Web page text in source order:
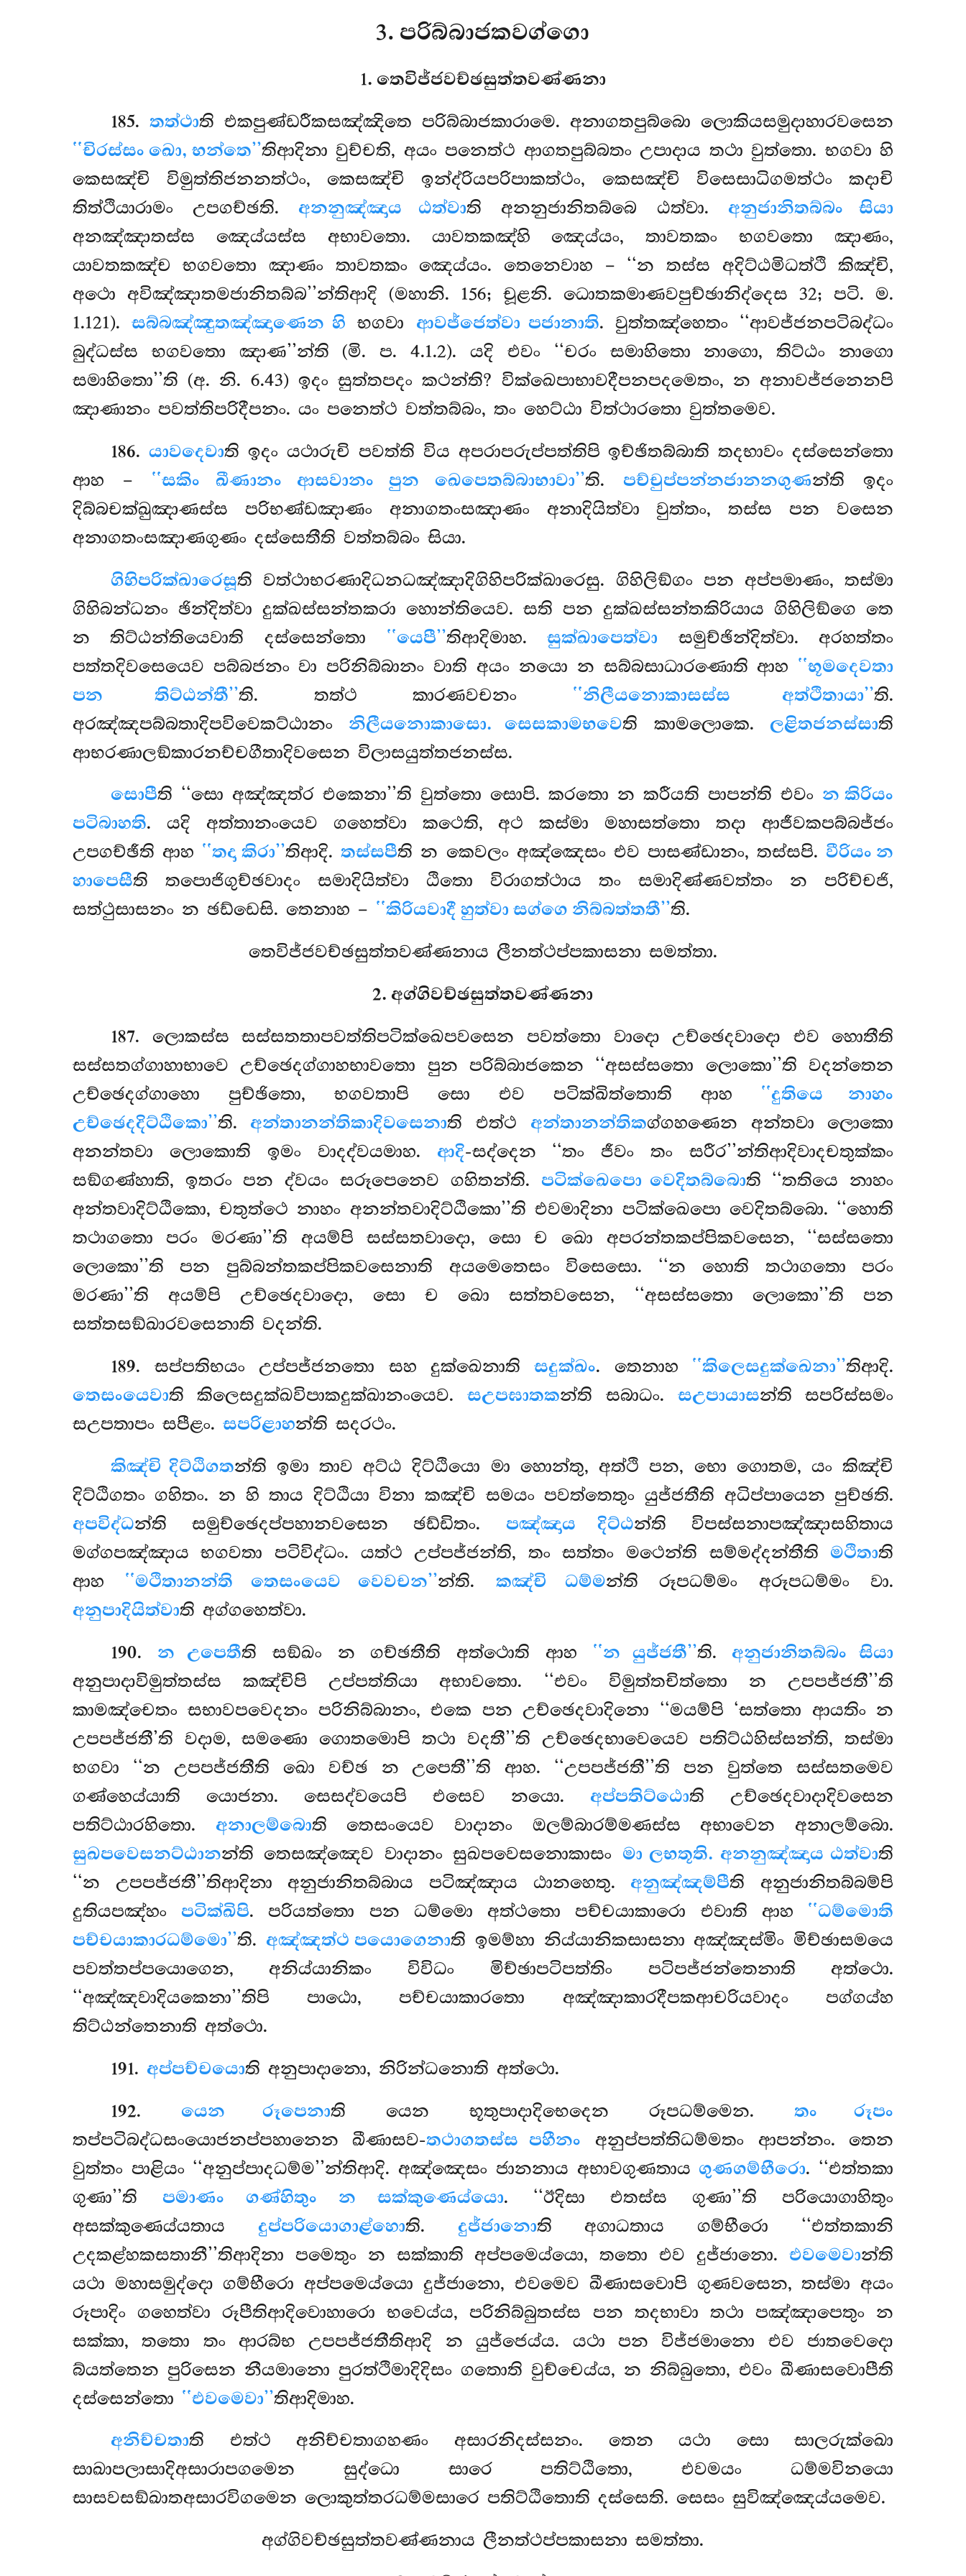
3. පරිබ්බාජකවග්ගො
1. තෙවිජ්ජවච්ඡසුත්තවණ්ණනා
185.තත්ථාතිඑකපුණ්ඩරීකසඤ්ඤිතෙ පරිබ්බාජකාරාමෙ. අනාගතපුබ්බො ලොකියසමුදාහාරවසෙන
‘‘චිරස්සං ඛො, භන්තෙ’’තිආදිනා වුච්චති, අයං පනෙත්ථ ආගතපුබ්බතං උපාදාය තථා වුත්තො. භගවා හි
කෙසඤ්චි විමුත්තිජනනත්ථං, කෙසඤ්චි ඉන්ද්රියපරිපාකත්ථං, කෙසඤ්චි විසෙසාධිගමත්ථං කදාචි
තිත්ථියාරාමං උපගච්ඡති. අනනුඤ්ඤාය ඨත්වාති අනනුජානිතබ්බෙ ඨත්වා. අනුජානිතබ්බං සියා
අනඤ්ඤාතස්ස ඤෙය්යස්ස අභාවතො. යාවතකඤ්හි ඤෙය්යං, තාවතකං භගවතො ඤාණං,
යාවතකඤ්ච භගවතො ඤාණං තාවතකං ඤෙය්යං. තෙනෙවාහ – ‘‘න තස්ස අදිට්ඨමිධත්ථි කිඤ්චි,
අථො අවිඤ්ඤාතමජානිතබ්බ’’න්තිආදි (මහානි. 156; චූළනි. ධොතකමාණවපුච්ඡානිද්දෙස 32; පටි. ම.
1.121). සබ්බඤ්ඤුතඤ්ඤාණෙන හි භගවා ආවජ්ජෙත්වා පජානාති. වුත්තඤ්හෙතං ‘‘ආවජ්ජනපටිබද්ධං
බුද්ධස්ස භගවතො ඤාණ’’න්ති (මි. ප. 4.1.2). යදි එවං ‘‘චරං සමාහිතො නාගො, තිට්ඨං නාගො
සමාහිතො’’ති (අ. නි. 6.43) ඉදං සුත්තපදං කථන්ති? වික්ඛෙපාභාවදීපනපදමෙතං, න අනාවජ්ජනෙනපි
ඤාණානං පවත්තිපරිදීපනං. යං පනෙත්ථ වත්තබ්බං, තං හෙට්ඨා විත්ථාරතො වුත්තමෙව.
186.යාවදෙවාති ඉදං යථාරුචි පවත්ති විය අපරාපරුප්පත්තිපි ඉච්ඡිතබ්බාති තදභාවං දස්සෙන්තො
ආහ – ‘‘සකිං ඛීණානං ආසවානං පුන ඛෙපෙතබ්බාභාවා’’ති. පච්චුප්පන්නජානනගුණන්ති ඉදං
දිබ්බචක්ඛුඤාණස්ස පරිභණ්ඩඤාණං අනාගතංසඤාණං අනාදියිත්වා වුත්තං, තස්ස පන වසෙන
අනාගතංසඤාණගුණං දස්සෙතීති වත්තබ්බං සියා.
ගිහිපරික්ඛාරෙසූති වත්ථාභරණාදිධනධඤ්ඤාදිගිහිපරික්ඛාරෙසු. ගිහිලිඞ්ගං පන අප්පමාණං, තස්මා
ගිහිබන්ධනං ඡින්දිත්වා දුක්ඛස්සන්තකරා හොන්තියෙව. සති පන දුක්ඛස්සන්තකිරියාය ගිහිලිඞ්ගෙ තෙ
න තිට්ඨන්තියෙවාති දස්සෙන්තො ‘‘යෙපී’’තිආදිමාහ.සුක්ඛාපෙත්වා සමුච්ඡින්දිත්වා. අරහත්තං
පත්තදිවසෙයෙව පබ්බජනං වා පරිනිබ්බානං වාති අයං නයො න සබ්බසාධාරණොති ආහ ‘‘භූමදෙවතා
පන තිට්ඨන්තී’’ති. තත්ථ කාරණවචනං ‘‘නිලීයනොකාසස්ස අත්ථිතායා’’ති.
අරඤ්ඤපබ්බතාදිපවිවෙකට්ඨානං නිලීයනොකාසො. සෙසකාමභවෙති කාමලොකෙ.ලළිතජනස්සාති
ආභරණාලඞ්කාරනච්චගීතාදිවසෙන විලාසයුත්තජනස්ස.
සොපීති ‘‘සො අඤ්ඤත්ර එකෙනා’’ති වුත්තො සොපි. කරතො න කරීයති පාපන්ති එවං න කිරියං
පටිබාහති. යදි අත්තානංයෙව ගහෙත්වා කථෙති, අථ කස්මා මහාසත්තො තදා ආජීවකපබ්බජ්ජං
උපගච්ඡීති ආහ ‘‘තදා කිරා’’තිආදි.තස්සපීති න කෙවලං අඤ්ඤෙසං එව පාසණ්ඩානං, තස්සපි. වීරියං න
හාපෙසීති තපොජිගුච්ඡවාදං සමාදියිත්වා ඨිතො විරාගත්ථාය තං සමාදිණ්ණවත්තං න පරිච්චජි,
සත්ථුසාසනං න ඡඩ්ඩෙසි. තෙනාහ – ‘‘කිරියවාදී හුත්වා සග්ගෙ නිබ්බත්තතී’’ති.
තෙවිජ්ජවච්ඡසුත්තවණ්ණනාය ලීනත්ථප්පකාසනා සමත්තා.
2. අග්ගිවච්ඡසුත්තවණ්ණනා
187. ලොකස්සසස්සතතාපවත්තිපටික්ඛෙපවසෙන පවත්තො වාදො උච්ඡෙදවාදො එව හොතීති
සස්සතග්ගාහාභාවෙ උච්ඡෙදග්ගාහභාවතො පුන පරිබ්බාජකෙන ‘‘අසස්සතො ලොකො’’ති වදන්තෙන
උච්ඡෙදග්ගාහො පුච්ඡිතො, භගවතාපි සො එව පටික්ඛිත්තොති ආහ ‘‘දුතියෙ නාහං
උච්ඡෙදදිට්ඨිකො’’ති. අන්තානන්තිකාදිවසෙනාති එත්ථ අන්තානන්තිකග්ගහණෙන අන්තවා ලොකො
අනන්තවා ලොකොති ඉමං වාදද්වයමාහ. ආදි-සද්දෙන ‘‘තං ජීවං තං සරීර’’න්තිආදිවාදචතුක්කං
සඞ්ගණ්හාති, ඉතරං පන ද්වයං සරූපෙනෙව ගහිතන්ති. පටික්ඛෙපො වෙදිතබ්බොති ‘‘තතියෙ නාහං
අන්තවාදිට්ඨිකො, චතුත්ථෙ නාහං අනන්තවාදිට්ඨිකො’’ති එවමාදිනා පටික්ඛෙපො වෙදිතබ්බො. ‘‘හොති
තථාගතො පරං මරණා’’ති අයම්පි සස්සතවාදො, සො ච ඛො අපරන්තකප්පිකවසෙන, ‘‘සස්සතො
ලොකො’’ති පන පුබ්බන්තකප්පිකවසෙනාති අයමෙතෙසං විසෙසො. ‘‘න හොති තථාගතො පරං
මරණා’’ති අයම්පි උච්ඡෙදවාදො, සො ච ඛො සත්තවසෙන, ‘‘අසස්සතො ලොකො’’ති පන
සත්තසඞ්ඛාරවසෙනාති වදන්ති.
189. සප්පතිභයංඋප්පජ්ජනතො සහ දුක්ඛෙනාතිසදුක්ඛං. තෙනාහ ‘‘කිලෙසදුක්ඛෙනා’’තිආදි.
තෙසංයෙවාති කිලෙසදුක්ඛවිපාකදුක්ඛානංයෙව.සඋපඝාතකන්ති සබාධං. සඋපායාසන්ති සපරිස්සමං
සඋපතාපං සපීළං. සපරිළාහන්ති සදරථං.
කිඤ්චි දිට්ඨිගතන්ති ඉමා තාව අට්ඨ දිට්ඨියො මා හොන්තු, අත්ථි පන, භො ගොතම, යං කිඤ්චි
දිට්ඨිගතං ගහිතං. න හි තාය දිට්ඨියා විනා කඤ්චි සමයං පවත්තෙතුං යුජ්ජතීති අධිප්පායෙන පුච්ඡති.
අපවිද්ධන්ති සමුච්ඡෙදප්පහානවසෙන ඡඩ්ඩිතං. පඤ්ඤාය දිට්ඨන්ති විපස්සනාපඤ්ඤාසහිතාය
මග්ගපඤ්ඤාය භගවතා පටිවිද්ධං. යත්ථ උප්පජ්ජන්ති, තං සත්තං මථෙන්ති සම්මද්දන්තීති මථිතාති
ආහ ‘‘මථිතානන්ති තෙසංයෙව වෙවචන’’න්ති.කඤ්චි ධම්මන්ති රූපධම්මං අරූපධම්මං වා.
අනුපාදියිත්වාති අග්ගහෙත්වා.
190. න උපෙතීති සඞ්ඛං න ගච්ඡතීති අත්ථොති ආහ ‘‘න යුජ්ජතී’’ති. අනුජානිතබ්බං සියා
අනුපාදාවිමුත්තස්ස කඤ්චිපි උප්පත්තියා අභාවතො. ‘‘එවං විමුත්තචිත්තො න උපපජ්ජතී’’ති
කාමඤ්චෙතං සභාවපවෙදනං පරිනිබ්බානං, එකෙ පන උච්ඡෙදවාදිනො ‘‘මයම්පි ‘සත්තො ආයතිං න
උපපජ්ජතී’ති වදාම, සමණො ගොතමොපි තථා වදතී’’ති උච්ඡෙදභාවෙයෙව පතිට්ඨහිස්සන්ති, තස්මා
භගවා ‘‘න උපපජ්ජතීති ඛො වච්ඡ න උපෙතී’’ති ආහ. ‘‘උපපජ්ජතී’’ති පන වුත්තෙ සස්සතමෙව
ගණ්හෙය්යාති යොජනා. සෙසද්වයෙපි එසෙව නයො. අප්පතිට්ඨොති උච්ඡෙදවාදාදිවසෙන
පතිට්ඨාරහිතො. අනාලම්බොති තෙසංයෙව වාදානං ඔලම්බාරම්මණස්ස අභාවෙන අනාලම්බො.
සුඛපවෙසනට්ඨානන්ති තෙසඤ්ඤෙව වාදානං සුඛපවෙසනොකාසං මා ලභතූති. අනනුඤ්ඤාය ඨත්වාති
‘‘න උපපජ්ජතී’’තිආදිනා අනුජානිතබ්බාය පටිඤ්ඤාය ඨානහෙතු. අනුඤ්ඤම්පීති අනුජානිතබ්බම්පි
දුතියපඤ්හංපටික්ඛිපි. පරියත්තො පන ධම්මො අත්ථතො පච්චයාකාරො එවාති ආහ ‘‘ධම්මොති
පච්චයාකාරධම්මො’’ති. අඤ්ඤත්ථ පයොගෙනාති ඉමම්හා නිය්යානිකසාසනා අඤ්ඤස්මිං මිච්ඡාසමයෙ
පවත්තප්පයොගෙන, අනිය්යානිකං විවිධං මිච්ඡාපටිපත්තිං පටිපජ්ජන්තෙනාති අත්ථො.
‘‘අඤ්ඤවාදියකෙනා’’තිපි පාඨො, පච්චයාකාරතො අඤ්ඤාකාරදීපකආචරියවාදං පග්ගය්හ
තිට්ඨන්තෙනාති අත්ථො.
191. අප්පච්චයොති අනුපාදානො, නිරින්ධනොති අත්ථො.
192. යෙන රූපෙනාති යෙන භූතුපාදාදිභෙදෙන රූපධම්මෙන.තං රූපං
තප්පටිබද්ධසංයොජනප්පහානෙන ඛීණාසව-තථාගතස්ස පහීනං අනුප්පත්තිධම්මතං ආපන්නං. තෙන
වුත්තං පාළියං ‘‘අනුප්පාදධම්ම’’න්තිආදි. අඤ්ඤෙසං ජානනාය අභාවගුණතාය ගුණගම්භීරො. ‘‘එත්තකා
ගුණා’’ති පමාණං ගණ්හිතුං න සක්කුණෙය්යො. ‘‘ඊදිසා එතස්ස ගුණා’’ති පරියොගාහිතුං
අසක්කුණෙය්යතාය දුප්පරියොගාළ්හොති. දුජ්ජානොති අගාධතාය ගම්භීරො ‘‘එත්තකානි
උදකළ්හකසතානී’’තිආදිනා පමෙතුං න සක්කාති අප්පමෙය්යො, තතො එව දුජ්ජානො.එවමෙවාන්ති
යථා මහාසමුද්දො ගම්භීරො අප්පමෙය්යො දුජ්ජානො, එවමෙව ඛීණාසවොපි ගුණවසෙන, තස්මා අයං
රූපාදිං ගහෙත්වා රූපීතිආදිවොහාරො භවෙය්ය, පරිනිබ්බුතස්ස පන තදභාවා තථා පඤ්ඤාපෙතුං න
සක්කා, තතො තං ආරබ්භ උපපජ්ජතීතිආදි න යුජ්ජෙය්ය. යථා පන විජ්ජමානො එව ජාතවෙදො
බ්යත්තෙන පුරිසෙන නීයමානො පුරත්ථිමාදිදිසං ගතොති වුච්චෙය්ය, න නිබ්බුතො, එවං ඛීණාසවොපීති
දස්සෙන්තො ‘‘එවමෙවා’’තිආදිමාහ.
අනිච්චතාති එත්ථ අනිච්චතාගහණං අසාරනිදස්සනං. තෙන යථා සො සාලරුක්ඛො
සාඛාපලාසාදිඅසාරාපගමෙන සුද්ධො සාරෙ පතිට්ඨිතො, එවමයං ධම්මවිනයො
සාසවසඞ්ඛාතඅසාරවිගමෙන ලොකුත්තරධම්මසාරෙ පතිට්ඨිතොති දස්සෙති. සෙසං සුවිඤ්ඤෙය්යමෙව.
අග්ගිවච්ඡසුත්තවණ්ණනාය ලීනත්ථප්පකාසනා සමත්තා.